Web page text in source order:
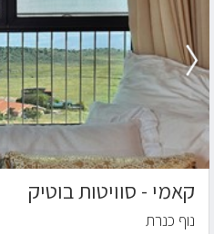
קאמי - סוויטות בוטיק
נוף כנרת